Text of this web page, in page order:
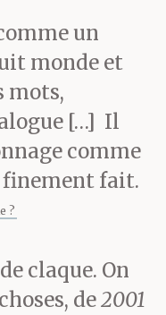
un
monde et
mots,
[…] Il
comme
finement fait.
?
claque. On
de2001